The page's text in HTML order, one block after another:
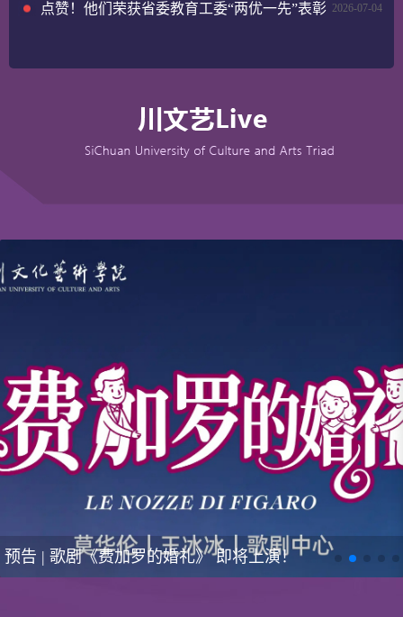
2026-07-04
点赞！他们荣获省委教育工委“两优一先”表彰
预告 | 歌剧《费加罗的婚礼》 即将上演！